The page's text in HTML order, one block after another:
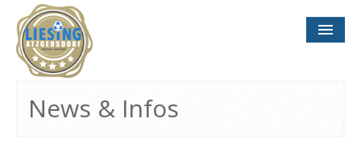
News & Infos